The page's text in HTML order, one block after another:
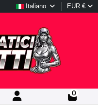
Italiano EUR €
0